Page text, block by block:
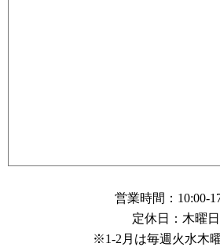
営業時間：10:00-
定休日：木曜日
※1-2月は毎週火水木